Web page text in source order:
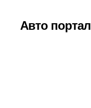
Авто портал